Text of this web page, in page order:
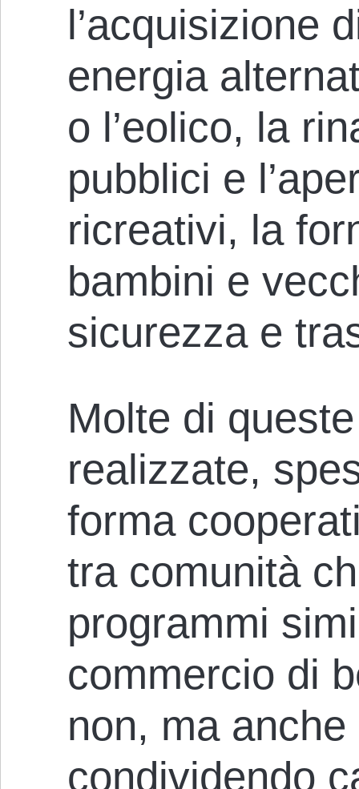
l’acquisizione
energia
o l’eolico, la
pubblici e
ricreativi, la
bambini e
sicurezza e
Molte di
realizzate,
forma
tra comunità
programmi
commercio di
non, ma
condividendo